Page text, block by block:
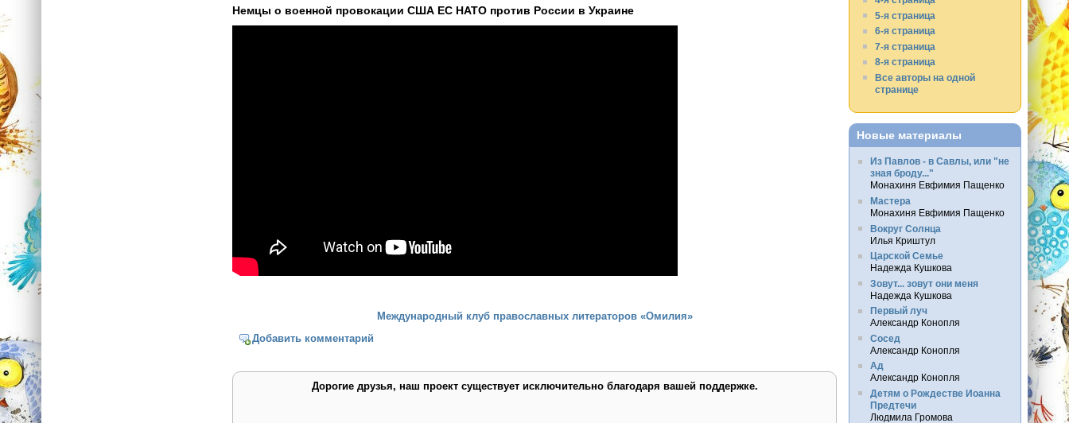
Немцы о военной провокации США ЕС НАТО против России в Украине
Международный клуб православных литераторов «Омилия»
Добавить комментарий
Дорогие друзья, наш проект существует исключительно благодаря вашей поддержке.
5-я страница
6-я страница
7-я страница
8-я страница
Все авторы на одной
странице
Новые материалы
Из Павлов - в Савлы, или "не
зная броду..."
Монахиня Евфимия Пащенко
Мастера
Монахиня Евфимия Пащенко
Вокруг Солнца
Илья Криштул
Царской Семье
Надежда Кушкова
Зовут... зовут они меня
Надежда Кушкова
Первый луч
Александр Конопля
Сосед
Александр Конопля
Ад
Александр Конопля
Детям о Рождестве Иоанна
Предтечи
Людмила Громова